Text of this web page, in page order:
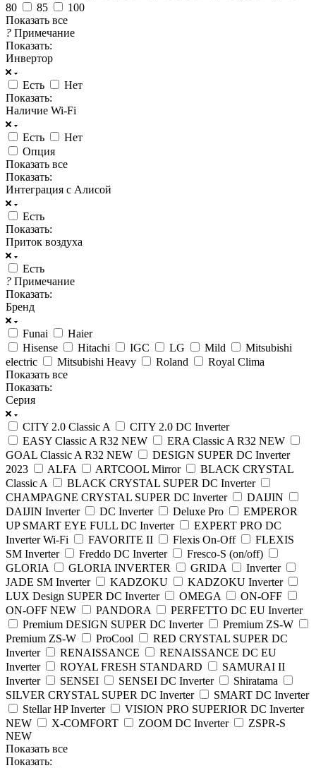
80
85
100
Показать все
? Примечание
Показать:
Инвертор
Есть
Нет
Показать:
Наличие Wi-Fi
Есть
Нет
Опция
Показать все
Показать:
Интеграция с Алисой
Есть
Показать:
Приток воздуха
Есть
? Примечание
Показать:
Бренд
Funai
Haier
Hisense
Hitachi IGC LG Mild
Mitsubishi
electric
Mitsubishi Heavy Roland
Royal Clima
Показать все
Показать:
Серия
CITY 2.0 Classic A
CITY 2.0 DC Inverter
EASY Classic A R32 NEW
ERA Classic A R32 NEW
GOAL Classic A R32 NEW
DESIGN SUPER DC Inverter
2023
ALFA ARTCOOL Mirror
BLACK CRYSTAL
Classic A
BLACK CRYSTAL SUPER DC Inverter
CHAMPAGNE CRYSTAL SUPER DC Inverter
DAIJIN
DAIJIN Inverter
DC Inverter Deluxe Pro
EMPEROR
UP SMART EYE FULL DC Inverter
EXPERT PRO DC
Inverter Wi-Fi
FAVORITE II Flexis On-Off
FLEXIS
SM Inverter
Freddo DC Inverter
Fresco-S (on/off)
GLORIA
GLORIA INVERTER GRIDA
Inverter
JADE SM Inverter
KADZOKU
KADZOKU Inverter
LUX Design SUPER DC Inverter
OMEGA
ON-OFF
ON-OFF NEW
PANDORA
PERFETTO DC EU Inverter
Premium DESIGN SUPER DC Inverter
Premium ZS-W
Premium ZS-W
ProCool
RED CRYSTAL SUPER DC
Inverter
RENAISSANCE
RENAISSANCE DC EU
Inverter
ROYAL FRESH STANDARD
SAMURAI II
Inverter
SENSEI SENSEI DC Inverter
Shiratama
SILVER CRYSTAL SUPER DC Inverter
SMART DC Inverter
Stellar HP Inverter
VISION PRO SUPERIOR DC Inverter
NEW
X-COMFORT ZOOM DC Inverter
ZSPR-S
NEW
Показать все
Показать: